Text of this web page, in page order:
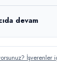
devam